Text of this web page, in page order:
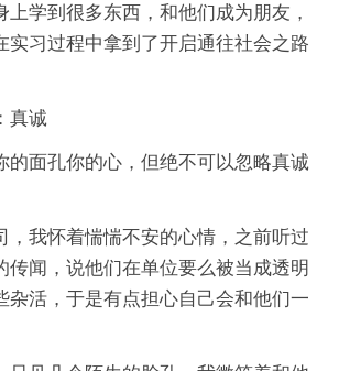
上学到很多东西，和他们成为朋友，
实习过程中拿到了开启通往社会之路
真诚
的面孔你的心，但绝不可以忽略真诚
，我怀着惴惴不安的心情，之前听过
传闻，说他们在单位要么被当成透明
杂活，于是有点担心自己会和他们一